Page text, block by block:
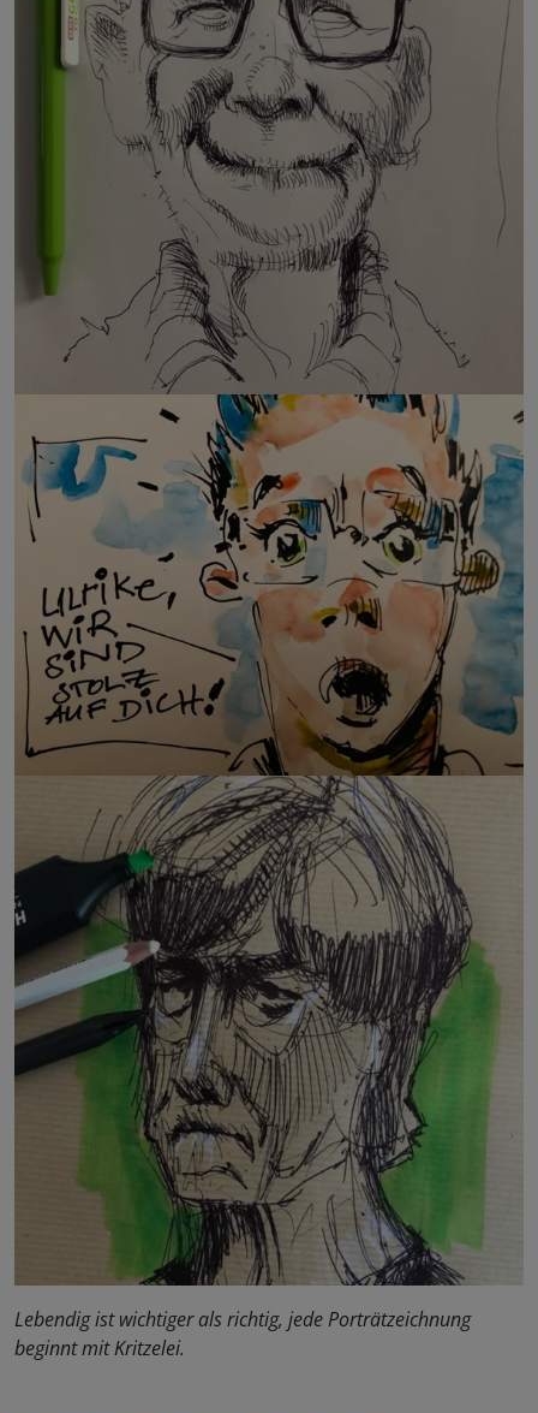
Lebendig ist wichtiger als richtig, jede Porträtzeichnung
beginnt mit Kritzelei.